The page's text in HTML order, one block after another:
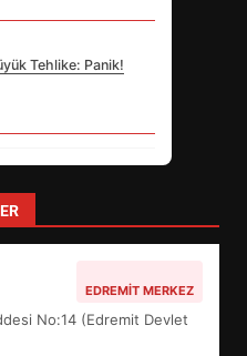
Tehlike: Panik!
EDREMIT MERKEZ
No:14 (Edremit Devlet
GURURU TÜRKİYE
NE BAŞARDI?
SATRANÇ
KAYITLARI NEYİ